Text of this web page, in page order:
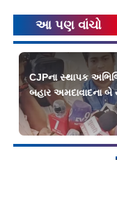
આ પણ વાંચો
CJPના સ્થાપક
બહાર અમદાવાદના બે